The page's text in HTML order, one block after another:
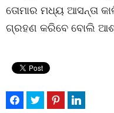
ତୋମାର ମଧ୍ୟ ଆସନ୍ତା
ଗ୍ରହଣ କରିବେ ବୋଲି ଆଶା